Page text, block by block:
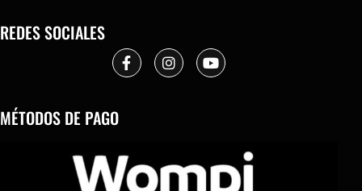
REDES SOCIALES
MÉTODOS DE PAGO